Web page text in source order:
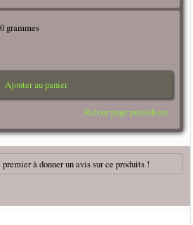
grammes
Ajouter au panier
Retour page précédente
à donner un avis sur ce produits !